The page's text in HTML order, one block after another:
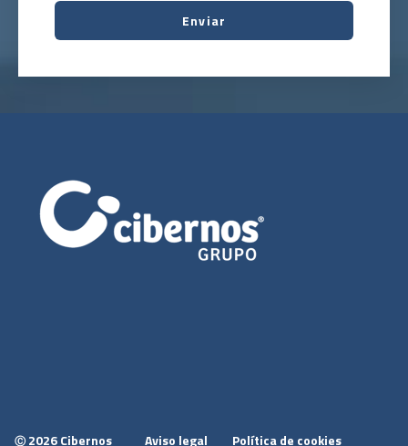
Ⓒ 2026 Cibernos Aviso legal Política de cookies